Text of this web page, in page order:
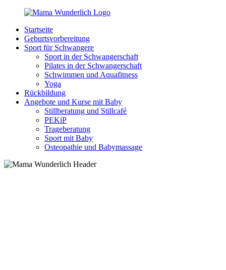
Zurück
Inhalt
MamaWunderlich.de
Mutti
sein
wunderbar!
Startseite
Geburtsvorbereitung
Sport für Schwangere
Sport in der Schwangerschaft
Pilates in der Schwangerschaft
Schwimmen und Aquafitness
Yoga
Rückbildung
Angebote und Kurse mit Baby
Stillberatung und Stillcafé
PEKiP
Trageberatung
Sport mit Baby
Osteopathie und Babymassage